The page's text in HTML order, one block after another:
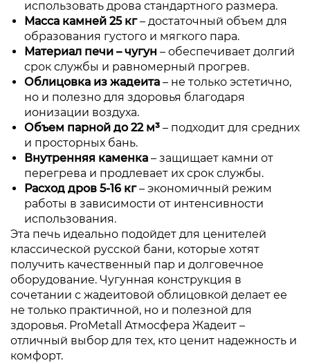
использовать дрова стандартного размера.
Масса камней 25 кг– достаточный объем для
образования густого и мягкого пара.
Материал печи – чугун – обеспечивает долгий
срок службы и равномерный прогрев.
Облицовка из жадеита – не только эстетично,
но и полезно для здоровья благодаря
ионизации воздуха.
Объем парной до 22 м³ – подходит для средних
и просторных бань.
Внутренняя каменка – защищает камни от
перегрева и продлевает их срок службы.
Расход дров 5-16 кг– экономичный режим
работы в зависимости от интенсивности
использования.
Эта печь идеально подойдет для ценителей
классической русской бани, которые хотят
получить качественный пар и долговечное
оборудование. Чугунная конструкция в
сочетании с жадеитовой облицовкой делает ее
не только практичной, но и полезной для
здоровья. ProMetall Атмосфера Жадеит –
отличный выбор для тех, кто ценит надежность и
комфорт.